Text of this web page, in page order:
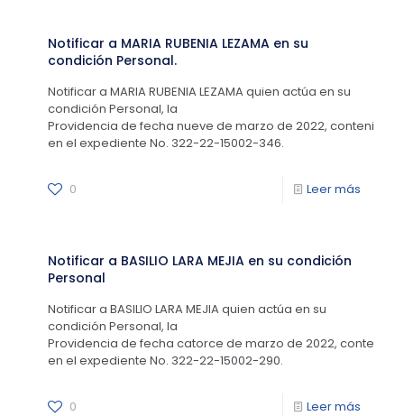
Notificar a MARIA RUBENIA LEZAMA en su
condición Personal.
Notificar a MARIA RUBENIA LEZAMA quien actúa en su
condición Personal, la
Providencia de fecha nueve de marzo de 2022, contenida
en el expediente No. 322-22-15002-346.
0 Leer más
Notificar a BASILIO LARA MEJIA en su condición
Personal
Notificar a BASILIO LARA MEJIA quien actúa en su
condición Personal, la
Providencia de fecha catorce de marzo de 2022, contenida
en el expediente No. 322-22-15002-290.
0 Leer más